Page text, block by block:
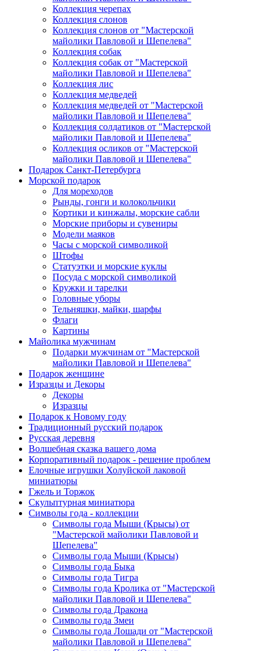
Коллекция черепах
Коллекция слонов
Коллекция слонов от "Мастерской
майолики Павловой и Шепелева"
Коллекция собак
Коллекция собак от "Мастерской
майолики Павловой и Шепелева"
Коллекция лис
Коллекция медведей
Коллекция медведей от "Мастерской
майолики Павловой и Шепелева"
Коллекция солдатиков от "Мастерской
майолики Павловой и Шепелева"
Коллекция осликов от "Мастерской
майолики Павловой и Шепелева"
Подарок Санкт-Петербурга
Морской подарок
Для мореходов
Рынды, гонги и колокольчики
Кортики и кинжалы, морские сабли
Морские приборы и сувениры
Модели маяков
Часы с морской символикой
Штофы
Статуэтки и морские куклы
Посуда с морской символикой
Кружки и тарелки
Головные уборы
Тельняшки, майки, шарфы
Флаги
Картины
Майолика мужчинам
Подарки мужчинам от "Мастерской
майолики Павловой и Шепелева"
Подарок женщине
Изразцы и Декоры
Декоры
Изразцы
Подарок к Новому году
Традиционный русский подарок
Русская деревня
Волшебная сказка вашего дома
Корпоративный подарок - решение проблем
Елочные игрушки Холуйской лаковой
миниатюры
Гжель и Торжок
Скульптурная миниатюра
Символы года - коллекции
Символы года Мыши (Крысы) от
"Мастерской майолики Павловой и
Шепелева"
Символы года Мыши (Крысы)
Символы года Быка
Символы года Тигра
Символы года Кролика от "Мастерской
майолики Павловой и Шепелева"
Символы года Дракона
Символы года Змеи
Символы года Лошади от "Мастерской
майолики Павловой и Шепелева"